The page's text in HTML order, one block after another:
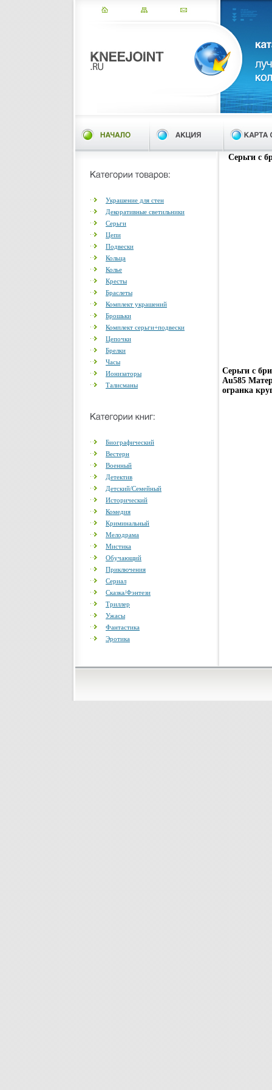
Украшение для стен
Декоративные светильники
Серьги
Цепи
Подвески
Кольца
Колье
Кресты
Браслеты
Комплект украшений
Брошьки
Комплект серьги+подвески
Цепочки
Брелки
Часы
Ионизаторы
Талисманы
Биографический
Вестерн
Военный
Детектив
Детский/Семейный
Исторический
Комедия
Криминальный
Мелодрама
Мистика
Обучающий
Приключения
Сериал
Сказка/Фэнтези
Триллер
Ужасы
Фантастика
Эротика
Серьги с
Серьги с
Au585
огранка